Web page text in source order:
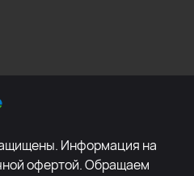
Информация на
офертой. Обращаем